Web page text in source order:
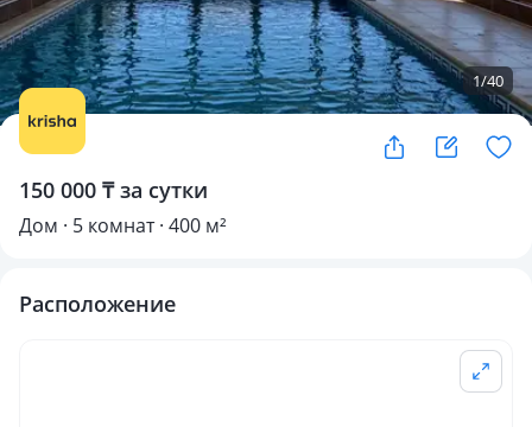
1/40
150 000 ₸ за сутки
Дом · 5 комнат · 400 м²
Расположение